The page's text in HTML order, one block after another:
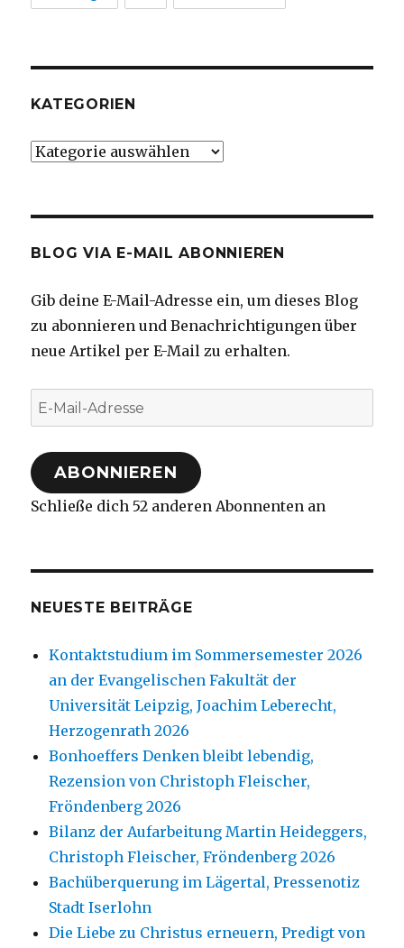
KATEGORIEN
Kategorien
BLOG VIA E-MAIL ABONNIEREN
Gib deine E-Mail-Adresse ein, um dieses Blog
zu abonnieren und Benachrichtigungen über
neue Artikel per E-Mail zu erhalten.
E-
Mail-
Adresse
ABONNIEREN
Schließe dich 52 anderen Abonnenten an
NEUESTE BEITRÄGE
Kontaktstudium im Sommersemester 2026
an der Evangelischen Fakultät der
Universität Leipzig, Joachim Leberecht,
Herzogenrath 2026
Bonhoeffers Denken bleibt lebendig,
Rezension von Christoph Fleischer,
Fröndenberg 2026
Bilanz der Aufarbeitung Martin Heideggers,
Christoph Fleischer, Fröndenberg 2026
Bachüberquerung im Lägertal, Pressenotiz
Stadt Iserlohn
Die Liebe zu Christus erneuern, Predigt von